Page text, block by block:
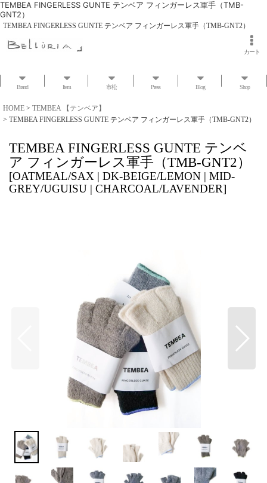
TEMBEA FINGERLESS GUNTE テンベア フィンガーレス軍手（TMB-
GNT2）
TEMBEA FINGERLESS GUNTE テンベア フィンガーレス軍手（TMB-GNT2）
カート
Brand Item 市松 Press Blog Shop
HOME > TEMBEA 【テンベア】
> TEMBEA FINGERLESS GUNTE テンベア フィンガーレス軍手（TMB-GNT2）
TEMBEA FINGERLESS GUNTE テンベ
ア フィンガーレス軍手（TMB-GNT2）
[OATMEAL/SAX | DK-BEIGE/LEMON | MID-
GREY/UGUISU | CHARCOAL/LAVENDER]